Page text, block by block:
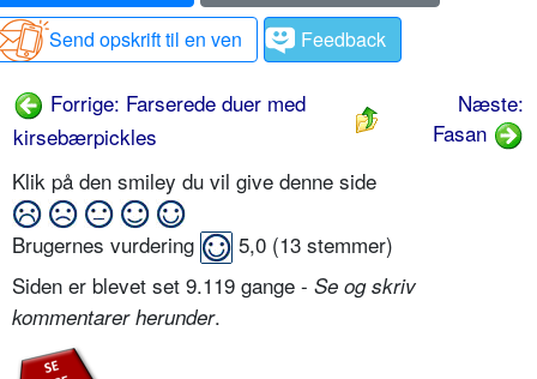
Send opskrift til en ven
Feedback
Forrige: Farserede duer med
kirsebærpickles
Næste:
Fasan
Klik på den smiley du vil give denne side
Brugernes vurdering 5,0 (13 stemmer)
Siden er blevet set 9.119 gange - Se og skriv
kommentarer herunder.